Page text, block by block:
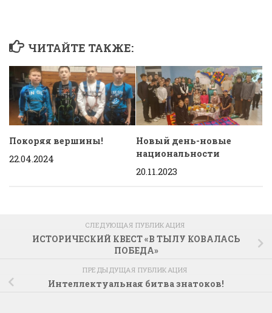
ЧИТАЙТЕ ТАКЖЕ:
Покоряя вершины!
22.04.2024
Новый день-новые
национальности
20.11.2023
СЛЕДУЮЩАЯ ПУБЛИКАЦИЯ
ИСТОРИЧЕСКИЙ КВЕСТ «В ТЫЛУ КОВАЛАСЬ
ПОБЕДА»
ПРЕДЫДУЩАЯ ПУБЛИКАЦИЯ
Интеллектуальная битва знатоков!